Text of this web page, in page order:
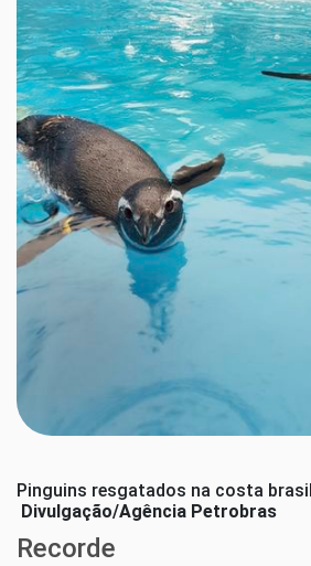
Pinguins resgatados na costa
Divulgação/Agência Petrobras
Recorde